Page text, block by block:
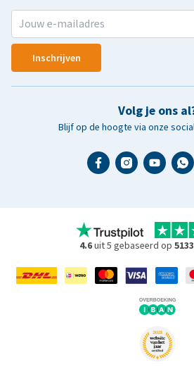
Inschrijven
Volg je ons
Blijf op de hoogte via onze
4.6uit 5 gebaseerd op